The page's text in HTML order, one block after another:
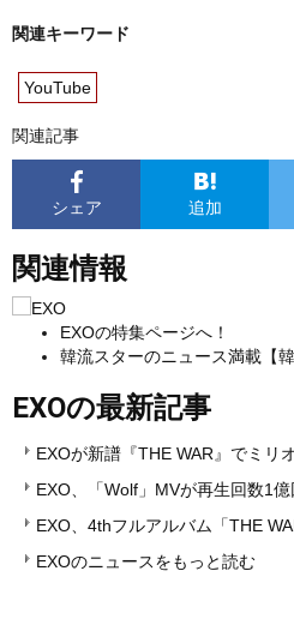
関連キーワード
YouTube
関連記事
シェア 追加
関連情報
EXOの特集ページへ！
韓流スターのニュース満載【
EXOの最新記事
EXOが新譜『THE WAR』でミリ
EXO、「Wolf」MVが再生回数1
EXO、4thフルアルバム「THE
EXOのニュースをもっと読む